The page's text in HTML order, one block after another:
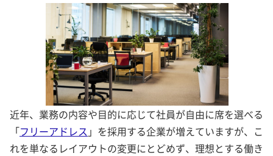
近年、業務の内容や目的に応じて社員が自由に席を選べる
「フリーアドレス 」を採用する企業が増えていますが、こ
れを単なるレイアウトの変更にとどめず、理想とする働き